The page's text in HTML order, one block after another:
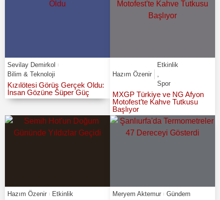
Sevilay Demirkol
Bilim & Teknoloji
Kızılötesi Görüş Gerçek Oldu:
İnsan Gözüne Süper Güç
Hazım Özenir
Etkinlik
,
Spor
MXGP Türkiye ve NG Afyon
Motofest’te Kahve Tutkusu
Başlıyor
Hazım Özenir Etkinlik Meryem Aktemur Gündem